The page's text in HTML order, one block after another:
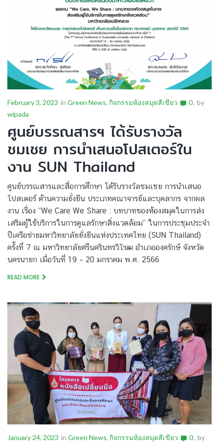
February 3, 2023 in Green News, กิจกรรมห้องสมุดสีเขียว 0 by
wipada
ศูนย์บรรณสารฯ ได้รับรางวัล
ชมเชย การนำเสนอโปสเตอร์ใน
งาน SUN Thailand
ศูนย์บรรณสารและสื่อการศึกษา ได้รับรางวัลชมเชย การนำเสนอ
โปสเตอร์ ด้านความยั่งยืน ประเภทคณาจารย์และบุคลากร จากผล
งาน เรื่อง “We Care We Share : บทบาทของห้องสมุดในการส่ง
เสริมผู้ใข้บริการในการดูแลรักษาสิ่งแวดล้อม” ในการประชุมประจำ
ปีเครือข่ายมหาวิทยาลัยยั่งยืนแห่งประเทศไทย (SUN Thailand)
ครั้งที่ 7 ณ มหาวิทยาลัยศรีนครินทรวิโรฒ อำเภอองครักษ์ จังหวัด
นครนายก เมื่อวันที่ 19 – 20 มกราคม พ.ศ. 2566
READ MORE
January 24, 2023 in Green News, กิจกรรมห้องสมุดสีเขียว 0 by